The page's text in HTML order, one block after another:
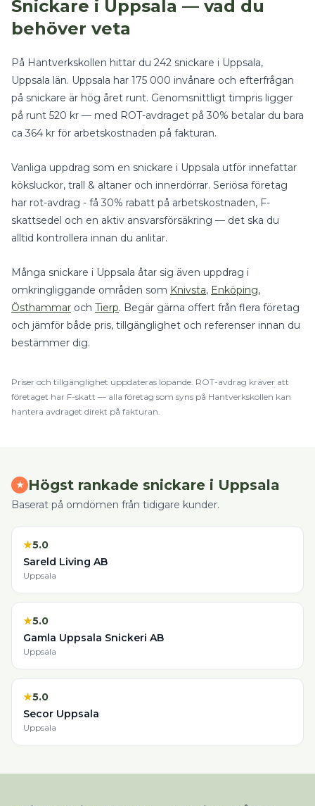
Snickare i Uppsala — vad du
behöver veta
På Hantverkskollen hittar du 242 snickare i Uppsala,
Uppsala län. Uppsala har 175 000 invånare och efterfrågan
på snickare är hög året runt. Genomsnittligt timpris ligger
på runt 520 kr — med ROT-avdraget på 30% betalar du bara
ca 364 kr för arbetskostnaden på fakturan.
Vanliga uppdrag som en snickare i Uppsala utför innefattar
köksluckor, trall & altaner och innerdörrar. Seriösa företag
har rot-avdrag - få 30% rabatt på arbetskostnaden, F-
skattsedel och en aktiv ansvarsförsäkring — det ska du
alltid kontrollera innan du anlitar.
Många snickare i Uppsala åtar sig även uppdrag i
omkringliggande områden som Knivsta, Enköping,
Östhammar och Tierp. Begär gärna offert från flera företag
och jämför både pris, tillgänglighet och referenser innan du
bestämmer dig.
Priser och tillgänglighet uppdateras löpande. ROT-avdrag kräver att
företaget har F-skatt — alla företag som syns på Hantverkskollen kan
hantera avdraget direkt på fakturan.
★ Högst rankade snickare i Uppsala
Baserat på omdömen från tidigare kunder.
★5.0
Sareld Living AB
Uppsala
★5.0
Gamla Uppsala Snickeri AB
Uppsala
★5.0
Secor Uppsala
Uppsala